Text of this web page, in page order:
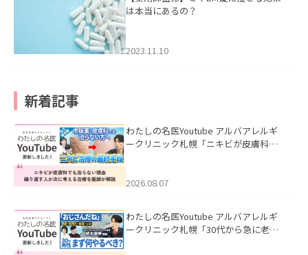
は本当にあるの？
2023.11.10
新着記事
わたしの名医Youtube アルバアレルギ
ークリニック札幌「ニキビが皮膚科で
ました。
2026.08.07
わたしの名医Youtube アルバアレルギ
ークリニック札幌「30代から急に老け